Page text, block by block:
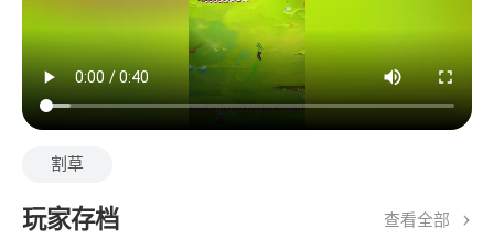
割草
玩家存档 查看全部